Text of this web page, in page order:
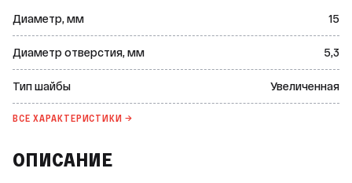
Диаметр, мм 15
Диаметр отверстия, мм 5,3
Тип шайбы Увеличенная
ВСЕ ХАРАКТЕРИСТИКИ →
ОПИСАНИЕ